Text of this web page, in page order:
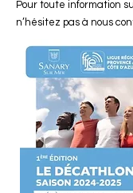
Pour toute information
n’hésitez pas à nous